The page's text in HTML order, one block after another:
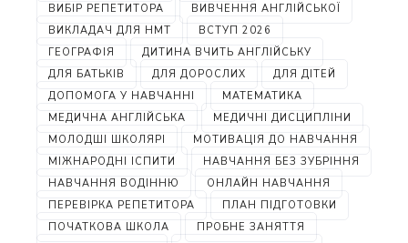
ВИБІР РЕПЕТИТОРА
ВИВЧЕННЯ АНГЛІЙСЬКОЇ
ВИКЛАДАЧ ДЛЯ НМТ
ВСТУП 2026
ГЕОГРАФІЯ
ДИТИНА ВЧИТЬ АНГЛІЙСЬКУ
ДЛЯ БАТЬКІВ
ДЛЯ ДОРОСЛИХ
ДЛЯ ДІТЕЙ
ДОПОМОГА У НАВЧАННІ
МАТЕМАТИКА
МЕДИЧНА АНГЛІЙСЬКА
МЕДИЧНІ ДИСЦИПЛІНИ
МОЛОДШІ ШКОЛЯРІ
МОТИВАЦІЯ ДО НАВЧАННЯ
МІЖНАРОДНІ ІСПИТИ
НАВЧАННЯ БЕЗ ЗУБРІННЯ
НАВЧАННЯ ВОДІННЮ
ОНЛАЙН НАВЧАННЯ
ПЕРЕВІРКА РЕПЕТИТОРА
ПЛАН ПІДГОТОВКИ
ПОЧАТКОВА ШКОЛА
ПРОБНЕ ЗАНЯТТЯ